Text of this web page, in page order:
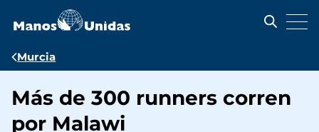
contenido
Ruta
navegación
Murcia
Más de 300 runners corren
por Malawi